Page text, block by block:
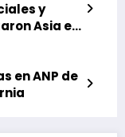
y
Asia en
en ANP de